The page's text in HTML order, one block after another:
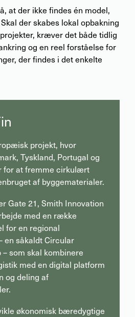
at der ikke findes én model,
der skabes lokal opbakning
kræver det både tidlig
og en reel forståelse for
der findes i det enkelte
projekt, hvor
Tyskland, Portugal og
for at fremme cirkulært
af byggematerialer.
Gate 21, Smith Innovation
med en række
for en regional
en såkaldt Circular
som skal kombinere
med en digital platform
og deling af
økonomisk bæredygtige